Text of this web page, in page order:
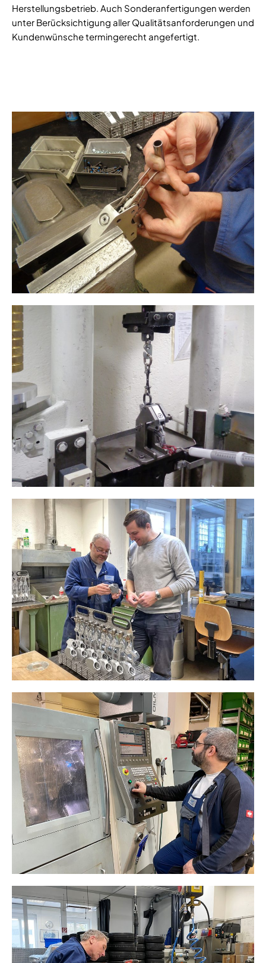
Herstellungsbetrieb. Auch Sonderanfertigungen werden
unter Berücksichtigung aller Qualitätsanforderungen und
Kundenwünsche termingerecht angefertigt.